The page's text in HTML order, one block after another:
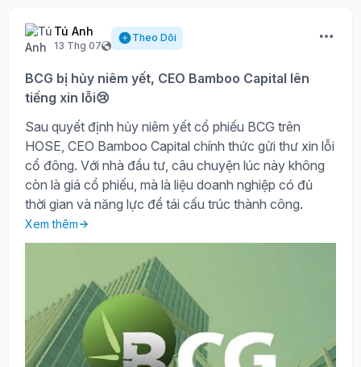
Tú Anh
13 Thg 07
Theo Dõi
BCG bị hủy niêm yết, CEO Bamboo Capital lên
tiếng xin lỗi😢
Sau quyết định hủy niêm yết cổ phiếu BCG trên
HOSE, CEO Bamboo Capital chính thức gửi thư xin lỗi
cổ đông. Với nhà đầu tư, câu chuyện lúc này không
còn là giá cổ phiếu, mà là liệu doanh nghiệp có đủ
thời gian và năng lực để tái cấu trúc thành công.
Xem thêm